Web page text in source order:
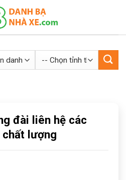
đài liên hệ các
chất lượng